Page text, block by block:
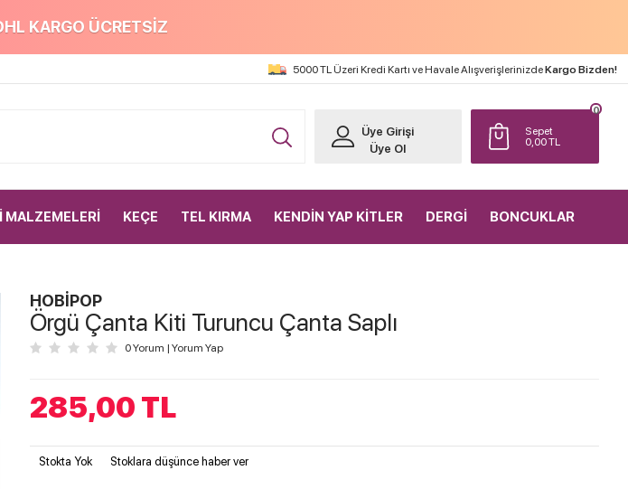
KARGO ÜCRETSİZ
5000 TL Üzeri Kredi Kartı ve Havale AlışverişlerinizdeKargo Bizden!
Sepet
0,00TL
0
Üye Girişi
Üye Ol
MALZEMELERİ KEÇE TEL KIRMA KENDİN YAP KİTLER DERGİ BONCUKLAR
HOBİPOP
Örgü Çanta Kiti Turuncu Çanta Saplı
0 Yorum | Yorum Yap
285,00 TL
Stokta Yok Stoklara düşünce haber ver